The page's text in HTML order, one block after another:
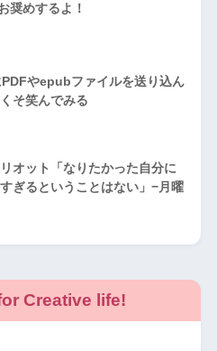
奨めするよ！
やepubファイルを送り込ん
そ笑んでみる
オット「なりたかった自分に
ぎるということはない」−月曜
Creative life!